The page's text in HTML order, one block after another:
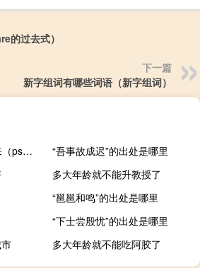
的过去式）
下一篇
新字组词有哪些词语（新字组词）
ps怎么把章单独抠出来（ps怎么把红章抠出来）
“吾事故成迟”的出处是哪里
多大年龄就不能升教授了
“邕邕和鸣”的出处是哪里
“下士尝殷忧”的出处是哪里
多大年龄就不能吃阿胶了